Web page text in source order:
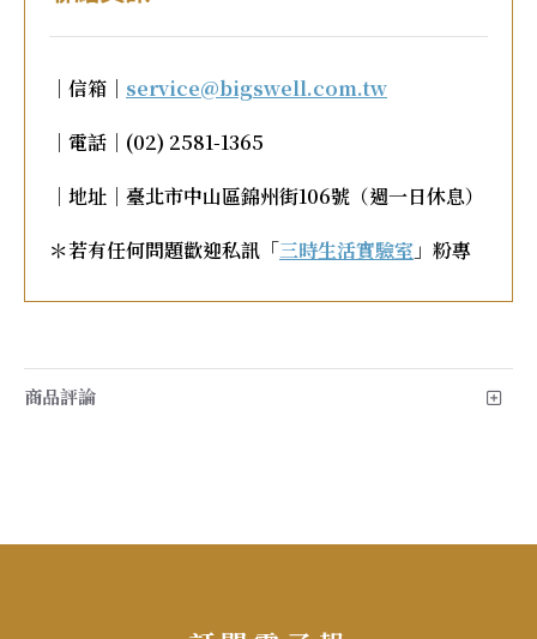
｜信箱｜ service@bigswell.com.tw
｜電話｜(02) 2581-1365
｜地址｜臺北市中山區錦州街106號（週一日休息）
＊若有任何問題歡迎私訊「三時生活實驗室 」粉專
商品評論